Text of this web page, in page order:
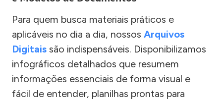
Para quem busca materiais práticos e
aplicáveis no dia a dia, nossos Arquivos
Digitais são indispensáveis. Disponibilizamos
infográficos detalhados que resumem
informações essenciais de forma visual e
fácil de entender, planilhas prontas para